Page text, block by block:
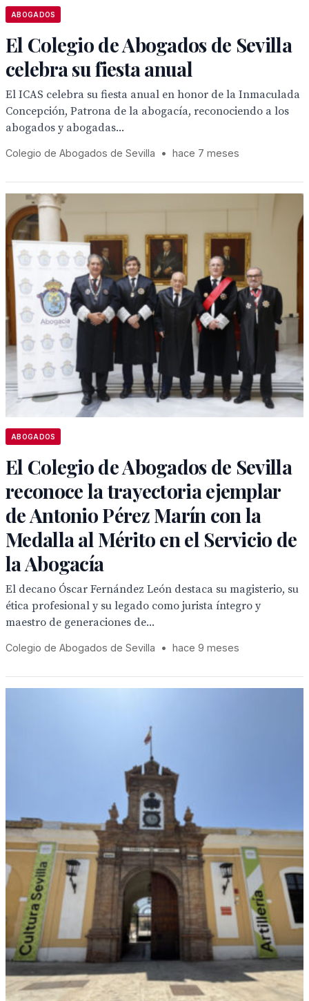
ABOGADOS
El Colegio de Abogados de Sevilla
celebra su fiesta anual
El ICAS celebra su fiesta anual en honor de la Inmaculada
Concepción, Patrona de la abogacía, reconociendo a los
abogados y abogadas...
Colegio de Abogados de Sevilla • hace 7 meses
ABOGADOS
El Colegio de Abogados de Sevilla
reconoce la trayectoria ejemplar
de Antonio Pérez Marín con la
Medalla al Mérito en el Servicio de
la Abogacía
El decano Óscar Fernández León destaca su magisterio, su
ética profesional y su legado como jurista íntegro y
maestro de generaciones de...
Colegio de Abogados de Sevilla • hace 9 meses